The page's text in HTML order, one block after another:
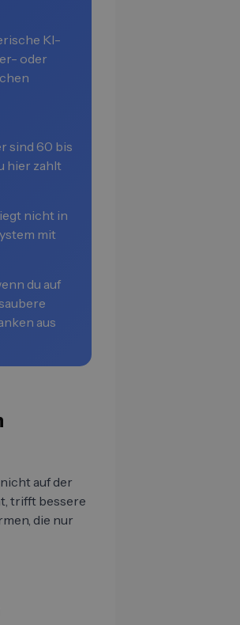
KI-
oder
sind 60 bis
hier zahlt
nicht in
mit
du auf
aus
auf der
trifft bessere
die nur